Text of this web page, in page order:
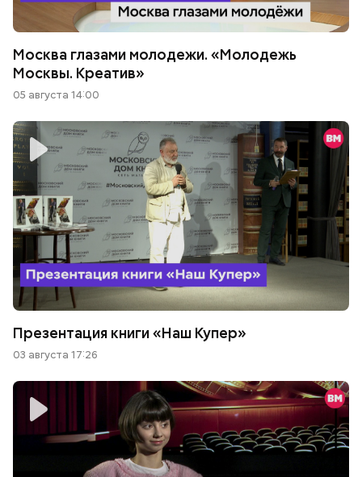
Москва глазами молодежи. «Молодежь
Москвы. Креатив»
05 августа 14:00
Презентация книги «Наш Купер»
03 августа 17:26